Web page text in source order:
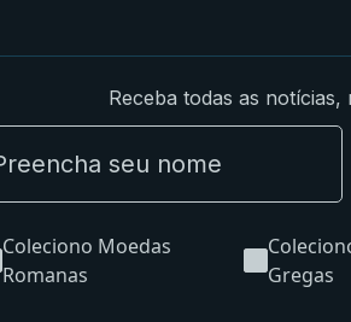
Receba todas as
Coleciono Moedas
Romanas
Gregas